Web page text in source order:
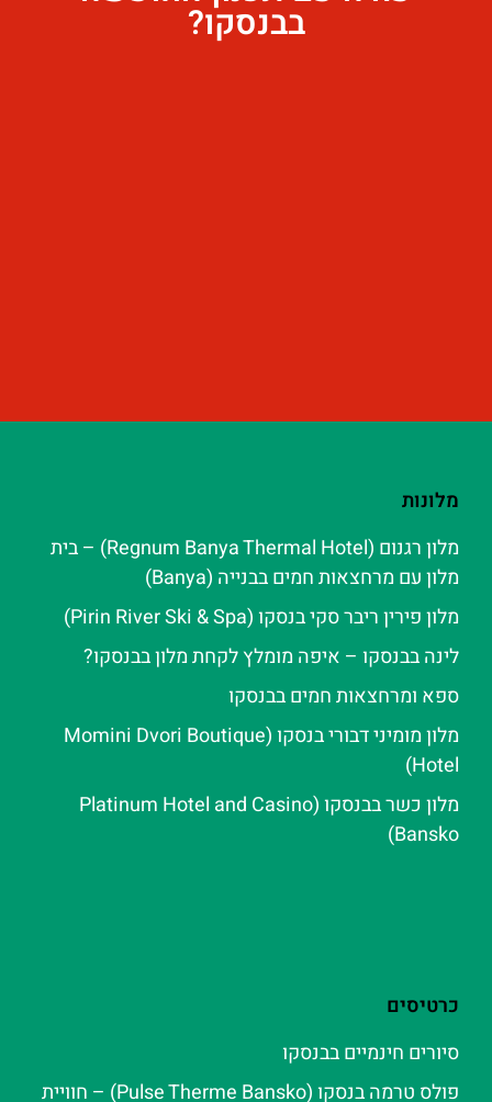
בבנסקו?
מלונות
מלון רגנום (Regnum Banya Thermal Hotel) – בית
מלון עם מרחצאות חמים בבנייה (Banya)
מלון פירין ריבר סקי בנסקו (Pirin River Ski & Spa‬)
לינה בבנסקו – איפה מומלץ לקחת מלון בבנסקו?
ספא ומרחצאות חמים בבנסקו
מלון מומיני דבורי בנסקו (Momini Dvori Boutique
Hotel)
מלון כשר בבנסקו (Platinum Hotel and Casino
Bansko)
כרטיסים
סיורים חינמיים בבנסקו
פולס טרמה בנסקו (Pulse Therme Bansko) – חוויית